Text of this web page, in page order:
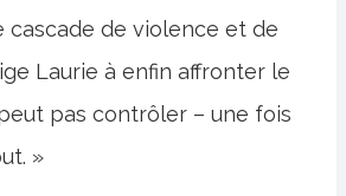
cascade de violence et de
Laurie à enfin affronter le
pas contrôler – une fois
»